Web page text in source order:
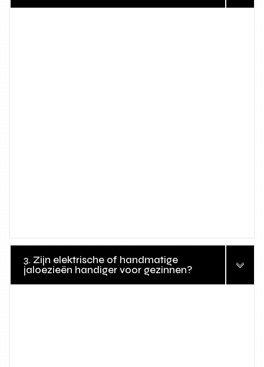
3. Zijn elektrische of handmatige
jaloezieën handiger voor gezinnen?